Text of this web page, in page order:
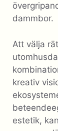
dammbor.
Att välja
kreativ
estetik,